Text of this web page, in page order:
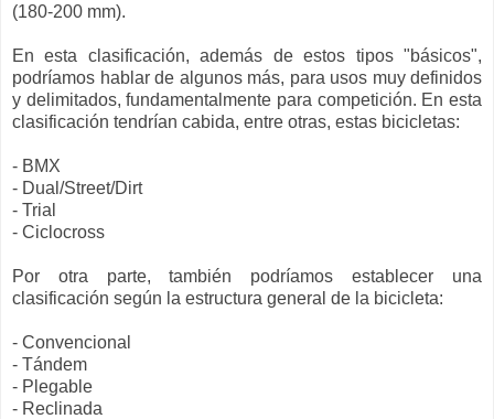
(180-200 mm).
En esta clasificación, además de estos tipos "básicos",
podríamos hablar de algunos más, para usos muy definidos
y delimitados, fundamentalmente para competición. En esta
clasificación tendrían cabida, entre otras, estas bicicletas:
- BMX
- Dual/Street/Dirt
- Trial
- Ciclocross
Por otra parte, también podríamos establecer una
clasificación según la estructura general de la bicicleta:
- Convencional
- Tándem
- Plegable
- Reclinada